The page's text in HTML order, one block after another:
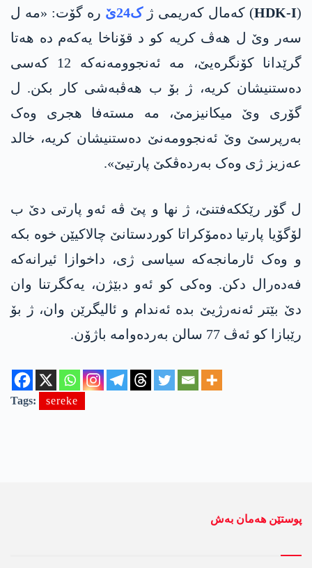
(
HDK-I) کەمال کەریمی ژک24ێ
رە گۆت: «مە ل
سەر وێ ل هەڤ کریە کو د قۆناخا یەکەم دە هەتا
گرێدانا کۆنگرەیێ، مە ئەنجوومەنەکە 12 کەسی
دەستنیشان کریە، ژ بۆ ب هەڤبەشی کار بکن. ل
گۆری وێ میکانیزمێ، مە مستەفا هجری وەک
بەرپرسێ وێ ئەنجوومەنێ دەستنیشان کریە، خالد
عەزیز ژی وەک بەردەڤکێ پارتیێ».
ل گۆر رێكکەفتنێ، ژ نها و پێ ڤە ئەو پارتی دێ ب
لۆگۆیا پارتیا دەمۆکراتا کوردستانێ چالاکیێن خوە بکە
و وەک ئارمانجەکە سیاسی ژی، داخوازا ئیرانەکە
فەدەرال دکن. وەکی کو ئەو دبێژن، یەکگرتنا وان
دێ بێتر ئەنەرژیێ بدە ئەندام و ئالیگرێن وان، ژ بۆ
رێبازا کو ئەڤ 77 سالن بەردەوامە باژۆن.
Tags: sereke
پوستێن ھەمان بەش